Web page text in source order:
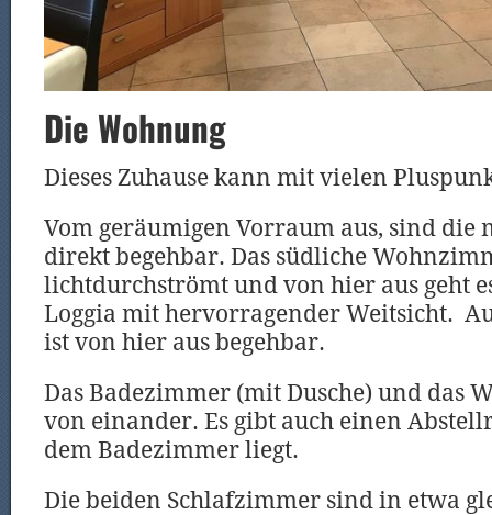
Die Wohnung
Dieses Zuhause kann mit vielen
Vom geräumigen Vorraum aus, sind die
direkt begehbar. Das südliche
lichtdurchströmt und von hier aus geht
Loggia mit hervorragender Weitsicht.
ist von hier aus begehbar.
Das Badezimmer (mit Dusche) und das
von einander. Es gibt auch einen
dem Badezimmer liegt.
Die beiden Schlafzimmer sind in etwa